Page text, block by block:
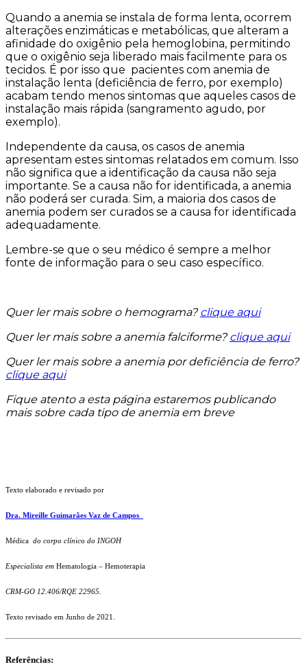
Quando a anemia se instala de forma lenta, ocorrem
alterações enzimáticas e metabólicas, que alteram a
afinidade do oxigênio pela hemoglobina, permitindo
que o oxigênio seja liberado mais facilmente para os
tecidos. É por isso que pacientes com anemia de
instalação lenta (deficiência de ferro, por exemplo)
acabam tendo menos sintomas que aqueles casos de
instalação mais rápida (sangramento agudo, por
exemplo).
Independente da causa, os casos de anemia
apresentam estes sintomas relatados em comum. Isso
não significa que a identificação da causa não seja
importante. Se a causa não for identificada, a anemia
não poderá ser curada. Sim, a maioria dos casos de
anemia podem ser curados se a causa for identificada
adequadamente.
Lembre-se que o seu médico é sempre a melhor
fonte de informação para o seu caso específico.
Quer ler mais sobre o hemograma? clique aqui
Quer ler mais sobre a anemia falciforme? clique aqui
Quer ler mais sobre a anemia por deficiência de ferro?
clique aqui
Fique atento a esta página estaremos publicando
mais sobre cada tipo de anemia em breve
Texto elaborado e revisado por
Dra. Mireille Guimarães Vaz de Campos
Médica do corpo clínico do INGOH
Especialista em Hematologia – Hemoterapia
CRM-GO 12.406/RQE 22965.
Texto revisado em Junho de 2021.
Referências: